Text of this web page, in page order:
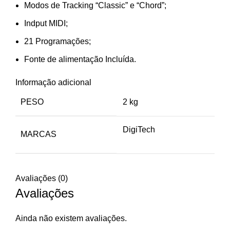
Modos de Tracking “Classic” e “Chord”;
Indput MIDI;
21 Programações;
Fonte de alimentação Incluída.
Informação adicional
PESO 2 kg
MARCAS
DigiTech
Avaliações (0)
Avaliações
Ainda não existem avaliações.